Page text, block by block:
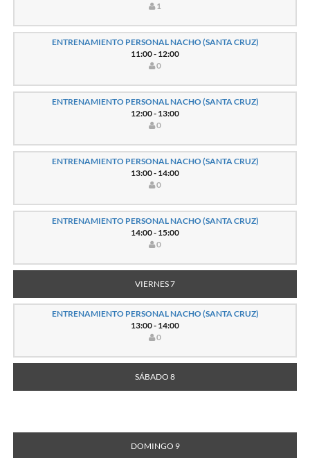
1
ENTRENAMIENTO PERSONAL NACHO (SANTA CRUZ)
11:00 - 12:00
0
ENTRENAMIENTO PERSONAL NACHO (SANTA CRUZ)
12:00 - 13:00
0
ENTRENAMIENTO PERSONAL NACHO (SANTA CRUZ)
13:00 - 14:00
0
ENTRENAMIENTO PERSONAL NACHO (SANTA CRUZ)
14:00 - 15:00
0
VIERNES 7
ENTRENAMIENTO PERSONAL NACHO (SANTA CRUZ)
13:00 - 14:00
0
SÁBADO 8
DOMINGO 9